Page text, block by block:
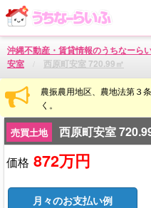
沖縄不動産・賃貸情報のうちなーら
安室
西原町安室 720.99㎡
農振農用地区、農地法第３
く。
売買土地
西原町安室
価格 872万円
月々のお支払い例